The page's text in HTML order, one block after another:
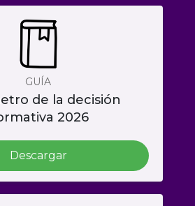
GUÍA
de la decisión
2026
Descargar